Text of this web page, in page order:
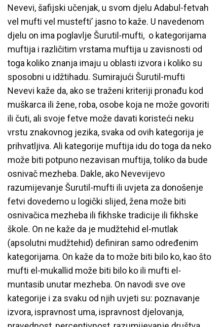
Nevevi, šafijski učenjak, u svom djelu Adabul-fetvah
vel mufti vel mustefti’ jasno to kaže. U navedenom
djelu on ima poglavlje Šurutil-mufti, o kategorijama
muftija i različitim vrstama muftija u zavisnosti od
toga koliko znanja imaju u oblasti izvora i koliko su
sposobni u idžtihadu. Sumirajući Šurutil-mufti
Nevevi kaže da, ako se traženi kriteriji pronađu kod
muškarca ili žene, roba, osobe koja ne može govoriti
ili čuti, ali svoje fetve može davati koristeći neku
vrstu znakovnog jezika, svaka od ovih kategorija je
prihvatljiva. Ali kategorije muftija idu do toga da neko
može biti potpuno nezavisan muftija, toliko da bude
osnivač mezheba. Dakle, ako Nevevijevo
razumijevanje Šurutil-mufti ili uvjeta za donošenje
fetvi dovedemo u logički slijed, žena može biti
osnivačica mezheba ili fikhske tradicije ili fikhske
škole. On ne kaže da je mudžtehid el-mutlak
(apsolutni mudžtehid) definiran samo određenim
kategorijama. On kaže da to može biti bilo ko, kao što
mufti el-mukallid može biti bilo ko ili mufti el-
muntasib unutar mezheba. On navodi sve ove
kategorije i za svaku od njih uvjeti su: poznavanje
izvora, ispravnost uma, ispravnost djelovanja,